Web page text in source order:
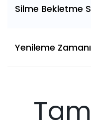
Silme Bekletme
Yenileme Zamanı